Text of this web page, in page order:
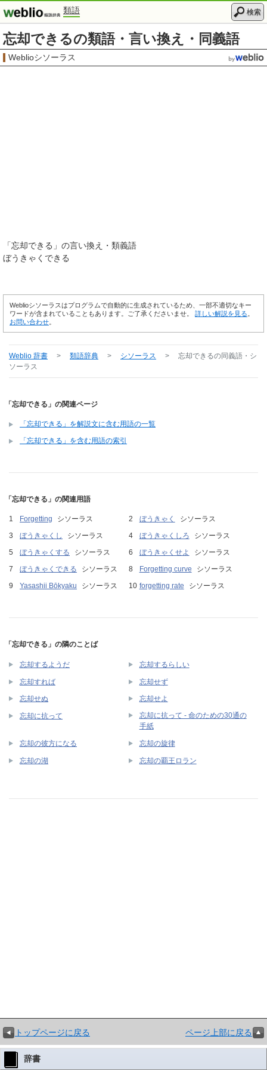
類語 検索
忘却できるの類語・言い換え・同義語
Weblioシソーラス
「忘却できる 」の言い換え・類義語
ぼうきゃくできる
Weblioシソーラスはプログラムで自動的に生成されているため、一部不適切なキー
ワードが含まれていることもあります。ご了承くださいませ。 詳しい解説を見る
お問い合わせ
Weblio 辞書 > 類語辞典 > シソーラス > 忘却できるの同義語・シ
ソーラス
「忘却できる」の関連ページ
「忘却できる」を解説文に含む用語の一覧
「忘却できる」を含む用語の索引
「忘却できる」の関連用語
Forgetting シソーラス ぼうきゃく
シソーラス
ぼうきゃくし
シソーラス ぼうきゃくしろ
シソーラス
ぼうきゃくする
シソーラス ぼうきゃくせよ
シソーラス
ぼうきゃくできる
シソーラス Forgetting curve
シソーラス
Yasashii Bōkyaku
シソーラス forgetting rate シソーラス
「忘却できる」の隣のことば
忘却するようだ 忘却するらしい
忘却すれば 忘却せず
忘却せぬ 忘却せよ
忘却に抗って
忘却に抗って - 命のための30通の
手紙
忘却の彼方になる 忘却の旋律
忘却の湖 忘却の覇王ロラン
トップページに戻る ページ上部に戻る
辞書